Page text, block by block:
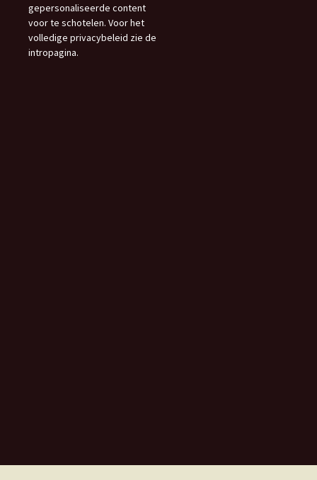
gepersonaliseerde content
voor te schotelen. Voor het
volledige privacybeleid zie de
intropagina.